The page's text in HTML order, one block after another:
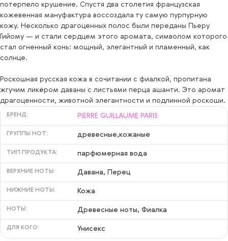
потерпело крушение. Спустя два столетия французская
кожевенная мануфактура воссоздала ту самую пурпурную
кожу. Несколько драгоценных полос были переданы Пьеру
Гийому — и стали сердцем этого аромата, символом которого
стал огненный конь: мощный, элегантный и пламенный, как
солнце.
Роскошная русская кожа в сочитании с фиалкой, пропитана
жгучим ликёром даваны с листьями перца ашанти. Это аромат
драгоценности, животной элегантности и подлинной роскоши.
БРЕНД: PIERRE GUILLAUME PARIS
ГРУППЫ НОТ: древесные,кожаные
ТИП ПРОДУКТА: парфюмерная вода
ВЕРХНИЕ НОТЫ: Давана, Перец
НИЖНИЕ НОТЫ: Кожа
НОТЫ: Древесные ноты, Фиалка
ДЛЯ КОГО: Унисекс